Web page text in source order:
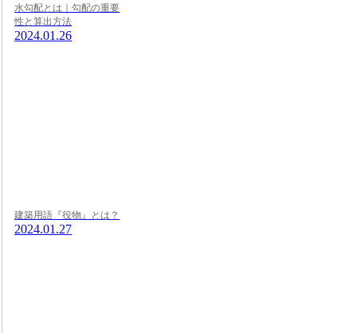
水勾配とは｜勾配の重要
性と算出方法
2024.01.26
建築用語『役物』とは？
2024.01.27